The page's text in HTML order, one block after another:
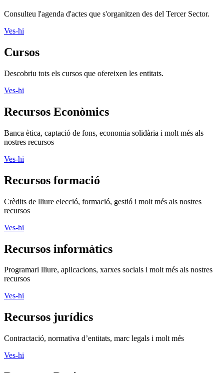
Consulteu l'agenda d'actes que s'organitzen des del Tercer Sector.
Ves-hi
Cursos
Descobriu tots els cursos que ofereixen les entitats.
Ves-hi
Recursos Econòmics
Banca ètica, captació de fons, economia solidària i molt més als
nostres recursos
Ves-hi
Recursos formació
Crèdits de lliure elecció, formació, gestió i molt més als nostres
recursos
Ves-hi
Recursos informàtics
Programari lliure, aplicacions, xarxes socials i molt més als nostres
recursos
Ves-hi
Recursos jurídics
Contractació, normativa d’entitats, marc legals i molt més
Ves-hi